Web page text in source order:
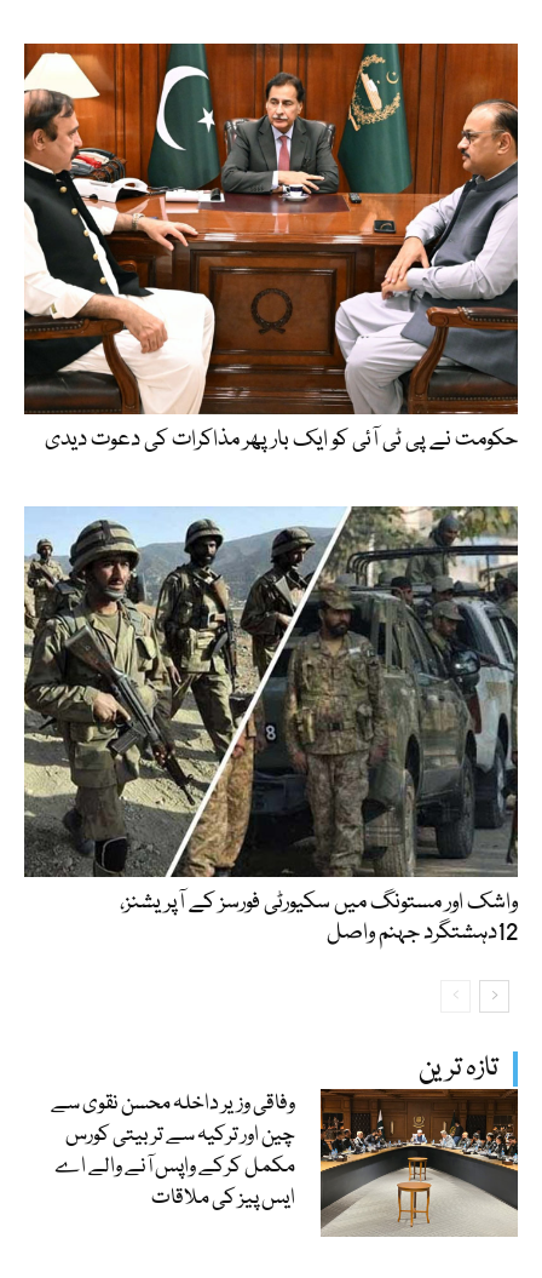
تازہ ترین
وفاقی وزیر داخلہ محسن نقوی سے
چین اور ترکیہ سے تربیتی کورس
مکمل کرکے واپس آنے والے اے
ایس پیز کی ملاقات
حکومت نے پی ٹی آئی کو ایک بارپھر مذاکرات کی دعوت دیدی
واشک اور مستونگ میں سکیورٹی فورسز کے آپریشنز،
12دہشتگرد جہنم واصل